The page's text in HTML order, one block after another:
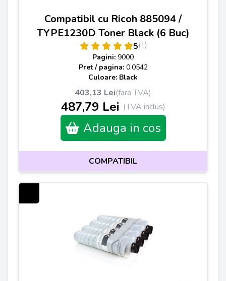
Compatibil cu Ricoh 885094 /
TYPE1230D Toner Black (6 Buc)
5(1)
Pagini: 9000
Pret / pagina: 0.0542
Culoare: Black
403,13 Lei(fara TVA)
487,79 Lei (TVA inclus)
Adauga in cos
COMPATIBIL